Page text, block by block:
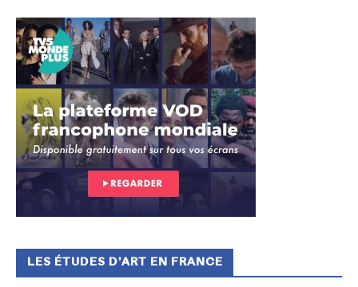
LES ÉTUDES D’ART EN FRANCE